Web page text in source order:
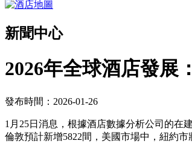
新聞中心
2026年全球酒店發展
發布時間：2026-01-26
1月25日消息，根據酒店數據分析公司的在
倫敦預計新增5822間，美國市場中，紐約